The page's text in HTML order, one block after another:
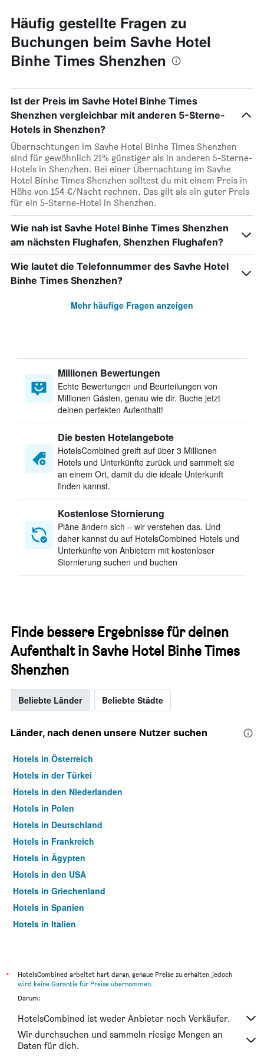
Häufig gestellte Fragen zu
Buchungen beim Savhe Hotel
Binhe Times Shenzhen
Ist der Preis im Savhe Hotel Binhe Times
Shenzhen vergleichbar mit anderen 5-Sterne-
Hotels in Shenzhen?
Übernachtungen im Savhe Hotel Binhe Times Shenzhen
sind für gewöhnlich 21% günstiger als in anderen 5-Sterne-
Hotels in Shenzhen. Bei einer Übernachtung im Savhe
Hotel Binhe Times Shenzhen solltest du mit einem Preis in
Höhe von 154 €/Nacht rechnen. Das gilt als ein guter Preis
für ein 5-Sterne-Hotel in Shenzhen.
Wie nah ist Savhe Hotel Binhe Times Shenzhen
am nächsten Flughafen, Shenzhen Flughafen?
Wie lautet die Telefonnummer des Savhe Hotel
Binhe Times Shenzhen?
Mehr häufige Fragen anzeigen
Millionen Bewertungen
Echte Bewertungen und Beurteilungen von
Millionen Gästen, genau wie dir. Buche jetzt
deinen perfekten Aufenthalt!
Die besten Hotelangebote
HotelsCombined greift auf über 3 Millionen
Hotels und Unterkünfte zurück und sammelt sie
an einem Ort, damit du die ideale Unterkunft
finden kannst.
Kostenlose Stornierung
Pläne ändern sich – wir verstehen das. Und
daher kannst du auf HotelsCombined Hotels und
Unterkünfte von Anbietern mit kostenloser
Stornierung suchen und buchen
Finde bessere Ergebnisse für deinen
Aufenthalt in Savhe Hotel Binhe Times
Shenzhen
Beliebte Länder Beliebte Städte
Länder, nach denen unsere Nutzer suchen
Hotels in Österreich
Hotels in der Türkei
Hotels in den Niederlanden
Hotels in Polen
Hotels in Deutschland
Hotels in Frankreich
Hotels in Ägypten
Hotels in den USA
Hotels in Griechenland
Hotels in Spanien
Hotels in Italien
*
HotelsCombined arbeitet hart daran, genaue Preise zu erhalten, jedoch
wird keine Garantie für Preise übernommen.
Darum:
HotelsCombined ist weder Anbieter noch Verkäufer.
Wir durchsuchen und sammeln riesige Mengen an
Daten für dich.